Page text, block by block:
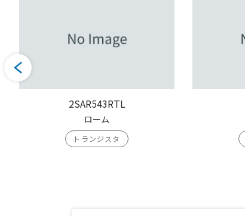
2SAR543RTL
ローム
トランジスタ